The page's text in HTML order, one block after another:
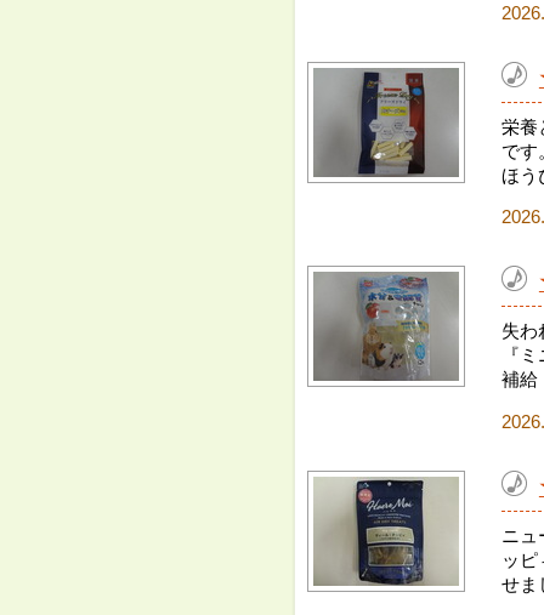
栄養
です
ほう
失わ
『
補給
ニュ
ッピ
せま